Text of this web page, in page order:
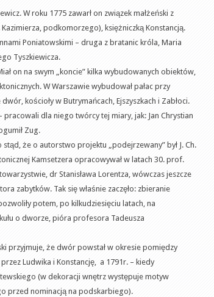
W roku 1775 zawarł on związek małżeński z
podkomorzego), księżniczką Konstancją.
Poniatowskimi – druga z bratanic króla, Maria
Tyszkiewicza.
on na swym „koncie” kilka wybudowanych obiektów,
W Warszawie wybudował pałac przy
kościoły w Butrymańcach, Ejszyszkach i Zabłoci.
dla niego twórcy tej miary, jak: Jan Chrystian
Zug.
że o autorstwo projektu „podejrzewany” był J. Ch.
Kamsetzera opracowywał w latach 30. prof.
dr Stanisława Lorentza, wówczas jeszcze
zabytków. Tak się właśnie zaczęło: zbieranie
potem, po kilkudziesięciu latach, na
o dworze, pióra profesora Tadeusza
przyjmuje, że dwór powstał w okresie pomiędzy
Ludwika i Konstancję, a 1791r. – kiedy
(w dekoracji wnętrz występuje motyw
przed nominacją na podskarbiego).